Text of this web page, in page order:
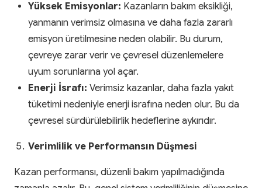
Yüksek Emisyonlar: Kazanların bakım eksikliği,
yanmanın verimsiz olmasına ve daha fazla zararlı
emisyon üretilmesine neden olabilir. Bu durum,
çevreye zarar verir ve çevresel düzenlemelere
uyum sorunlarına yol açar.
Enerji İsrafı: Verimsiz kazanlar, daha fazla yakıt
tüketimi nedeniyle enerji israfına neden olur. Bu da
çevresel sürdürülebilirlik hedeflerine aykırıdır.
Verimlilik ve Performansın Düşmesi
Kazan performansı, düzenli bakım yapılmadığında